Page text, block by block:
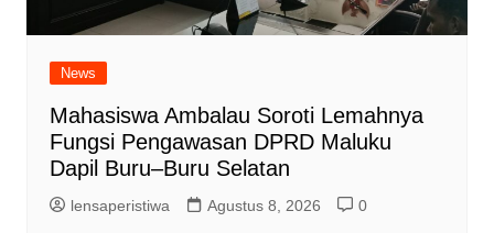
News
Mahasiswa Ambalau Soroti Lemahnya
Fungsi Pengawasan DPRD Maluku
Dapil Buru–Buru Selatan
lensaperistiwa Agustus 8, 2026 0